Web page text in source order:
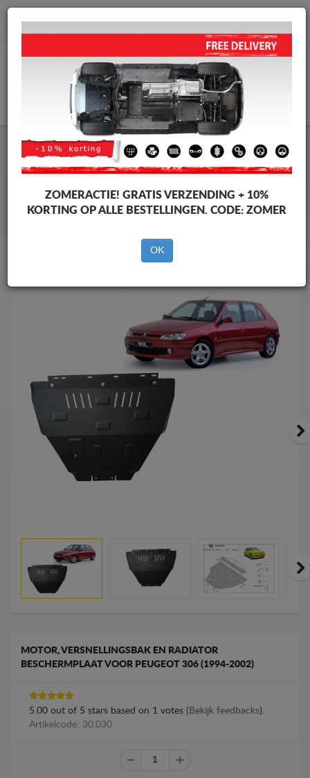
info@motorbeschermplaat.com
WINKELWAGEN
Motor Beschermplaat Motor Beschermplaat Peugeot
Motor Beschermplaat
Merken
Terug naar de catalogus
MOTOR, VERSNELLINGSBAK EN RADIATOR
BESCHERMPLAAT VOOR PEUGEOT 306 (1994-2002)
5.00 out of 5 stars based on 1 votes ( Bekijk feedbacks).
Artikelcode: 30.030
ZOMERACTIE! GRATIS VERZENDING + 10%
KORTING OP ALLE BESTELLINGEN. CODE: ZOMER
OK